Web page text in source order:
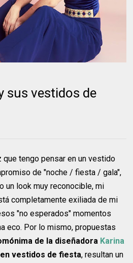
sus vestidos de
que tengo pensar en un vestido
de "noche / fiesta / gala",
un look muy reconocible, mi
completamente exiliada de mi
"no esperados" momentos
eco. Por lo mismo, propuestas
de la diseñadora Karina
vestidos de fiesta, resultan un